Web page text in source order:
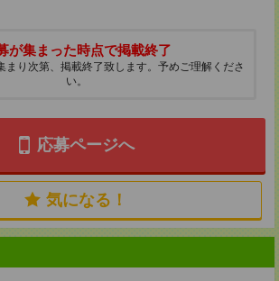
が集まった時点で掲載終了
まり次第、掲載終了致します。予めご理解くださ
い。
応募ページへ
気になる！